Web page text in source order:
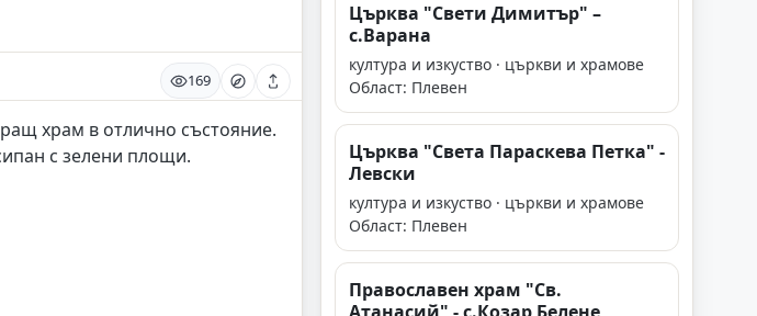
169
храм в отлично състояние.
с зелени площи.
Църква "Свети Димитър" –
с.Варана
култура и изкуство · църкви и храмове
Област: Плевен
Църква "Света Параскева Петка" -
Левски
култура и изкуство · църкви и храмове
Област: Плевен
Православен храм "Св.